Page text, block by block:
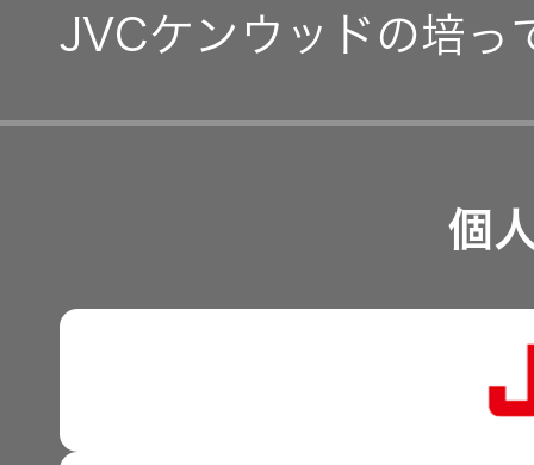
事業等のリスク
マルチステークホルダー
IR資料
経営計画
株式情報
JVCケンウッドの培っ
可視化と認識の高度化
感性に訴える音づくり
個